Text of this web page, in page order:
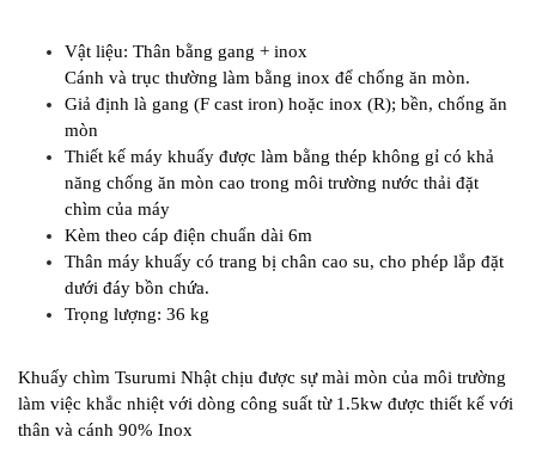
Vật liệu: Thân bằng gang + inox
Cánh và trục thường làm bằng inox để chống ăn mòn.
Giả định là gang (F cast iron) hoặc inox (R); bền, chống ăn
mòn
Thiết kế máy khuấy được làm bằng thép không gỉ có khả
năng chống ăn mòn cao trong môi trường nước thải đặt
chìm của máy
Kèm theo cáp điện chuẩn dài 6m
Thân máy khuấy có trang bị chân cao su, cho phép lắp đặt
dưới đáy bồn chứa.
Trọng lượng: 36 kg
Khuấy chìm Tsurumi Nhật chịu được sự mài mòn của môi trường
làm việc khắc nhiệt với dòng công suất từ 1.5kw được thiết kế với
thân và cánh 90% Inox